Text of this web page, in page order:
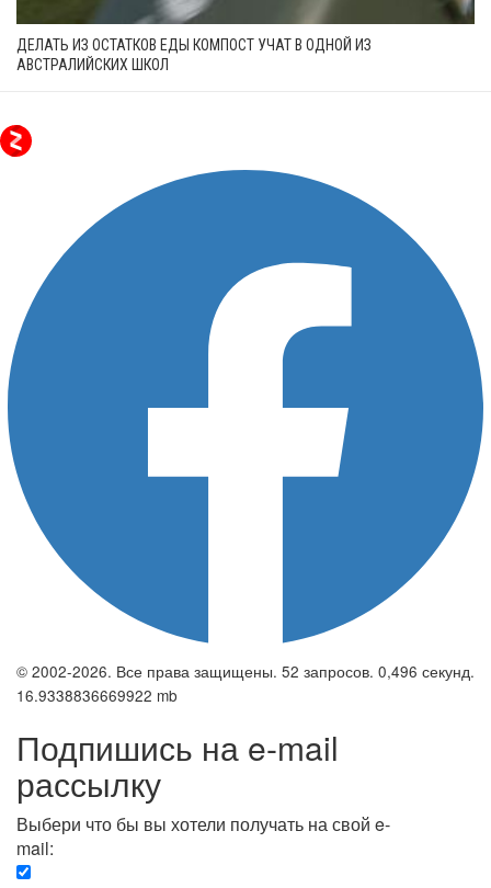
ДЕЛАТЬ ИЗ ОСТАТКОВ ЕДЫ КОМПОСТ УЧАТ В ОДНОЙ ИЗ
АВСТРАЛИЙСКИХ ШКОЛ
© 2002-2026. Все права защищены. 52 запросов. 0,496 секунд.
16.9338836669922 mb
Подпишись на e-mail
рассылку
Выбери что бы вы хотели получать на свой e-
mail: